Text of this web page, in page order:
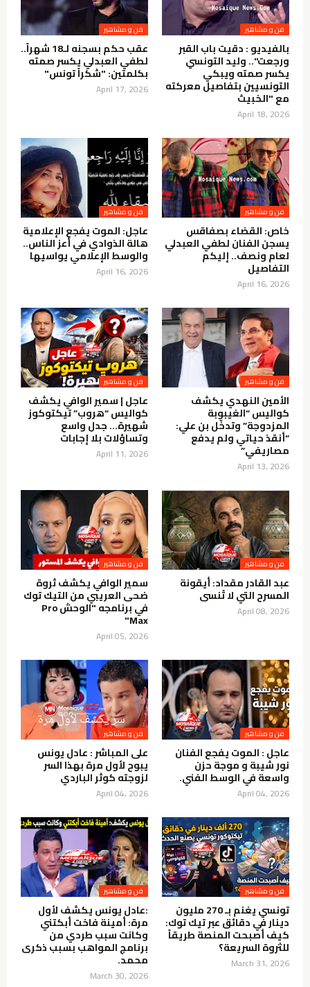
فن و مشاهير
بالفيديو : دقيت باب القبر
ورجعت".. وليد التونسي
يكسر صمته ويبكي
التونسيين بتفاصيل معركته
مع "الخبيث
April 18, 2026
فن و مشاهير
عقب حكم بسجنه لـ18 شهراً..
لطفي العبدلي يكسر صمته
بكلمتين: "شكراً تونس"
April 17, 2026
فن و مشاهير
خاص: القضاء بصفاقس
يسجن الفنان لطفي العبدلي
لعام ونصف.. إليكم
التفاصيل
April 16, 2026
فن و مشاهير
عاجل: الموت يفجع الإعلامية
هالة الذوادي في أعز الناس..
والوسط الإعلامي يواسيها
April 16, 2026
فن و مشاهير
الأمين النهدي يكشف
كواليس “الغيبوبة
المزدوجة” وتدخّل بن علي:
“أنقذ حياتي ولم يدفع
مصاريفي”
April 13, 2026
فن و مشاهير
عاجل | سمير الوافي يكشف
كواليس “هروب” تيكتوكوز
شهيرة… جدل واسع
وتساؤلات بلا إجابات
April 11, 2026
فن و مشاهير
عبد القادر مقداد: أيقونة
المسرح التي لا تُنسى
April 08, 2026
فن و مشاهير
سمير الوافي يكشف ثروة
ضحى العريبي من التيك توك
في برنامجه "الوحش Pro
Max"
April 05, 2026
فن و مشاهير
عاجل : الموت يفجع الفنان
نور شيبة و موجة حزن
واسعة في الوسط الفني.
April 04, 2026
فن و مشاهير
على المباشر : عادل يونس
يبوح لأول مرة بهذا السر
لزوجته كوثر الباردي
April 04, 2026
فن و مشاهير
تونسي يغنم بـ 270 مليون
دينار في دقائق عبر تيك توك:
كيف أصبحت المنصة طريقاً
للثروة السريعة؟
March 31, 2026
فن و مشاهير
:عادل يونس يكشف لأول
مرة: أمينة فاخت أبكتني
وكانت سبب طردي من
برنامج المواهب بسبب ذكرى
محمد.
March 30, 2026